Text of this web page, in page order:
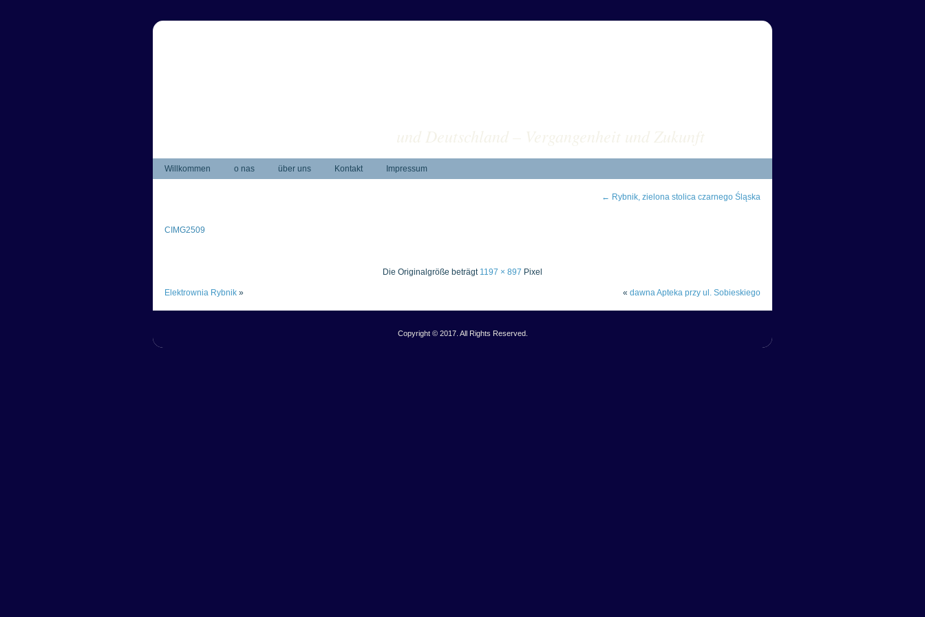
und Deutschland – Vergangenheit und Zukunft
Willkommen o nas über uns Kontakt Impressum
← Rybnik, zielona stolica czarnego Śląska
CIMG2509
Die Originalgröße beträgt 1197 × 897 Pixel
Elektrownia Rybnik » « dawna Apteka przy ul. Sobieskiego
Copyright © 2017. All Rights Reserved.